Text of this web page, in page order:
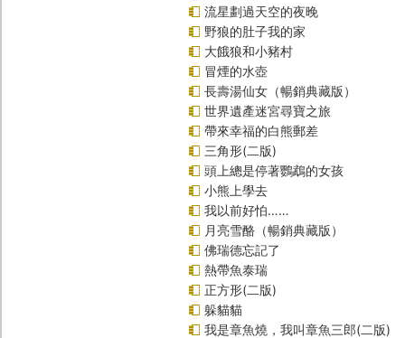
流星劃過天空的夜晚
野狼的肚子我的家
大餓狼和小豬村
冒煙的水壺
長壽湯仙女（暢銷典藏版）
世界遺產迷宮尋寶之旅
帶來幸福的白熊郵差
三角形(二版)
頭上總是停著鸚鵡的女孩
小熊上學去
我以前好怕……
月亮雪酪（暢銷典藏版）
佛瑞德忘記了
熱帶魚泰瑞
正方形(二版)
躲貓貓
我是章魚燒，我叫章魚三郎(二版)